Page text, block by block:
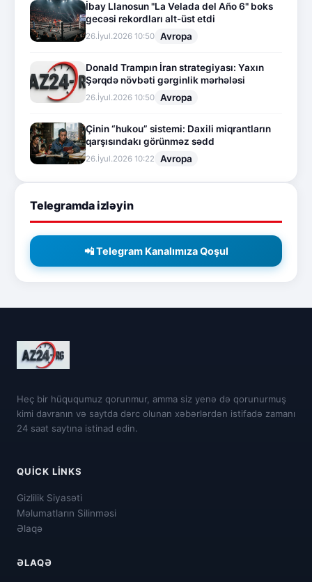
İbay Llanosun "La Velada del Año 6" boks
gecəsi rekordları alt-üst etdi
26.İyul.2026 10:50 Avropa
Donald Trampın İran strategiyası: Yaxın
Şərqdə növbəti gərginlik mərhələsi
26.İyul.2026 10:50 Avropa
Çinin “hukou” sistemi: Daxili miqrantların
qarşısındakı görünməz sədd
26.İyul.2026 10:22 Avropa
Telegramda izləyin
📲 Telegram Kanalımıza Qoşul
Heç bir hüququmuz qorunmur, amma siz yenə də qorunurmuş
kimi davranın və saytda dərc olunan xəbərlərdən istifadə zamanı
24 saat saytına istinad edin.
QUICK LINKS
Gizlilik Siyasəti
Məlumatların Silinməsi
Əlaqə
ƏLAQƏ